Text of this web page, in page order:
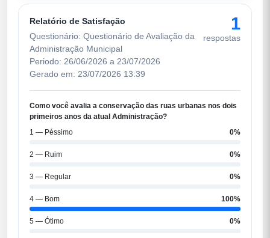
Relatório de Satisfação
Questionário: Questionário de Avaliação da
Administração Municipal
Periodo: 26/06/2026 a 23/07/2026
Gerado em: 23/07/2026 13:39
1
respostas
Como você avalia a conservação das ruas urbanas nos dois
primeiros anos da atual Administração?
1 — Péssimo
0%
2 — Ruim 0%
3 — Regular 0%
4 — Bom 100%
5 — Ótimo 0%